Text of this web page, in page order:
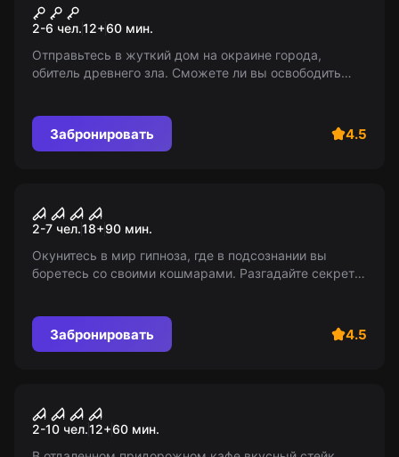
Обитель
2-6 чел.12+60 мин.
Отправьтесь в жуткий дом на окраине города,
обитель древнего зла. Сможете ли вы освободить
Забронировать 4.5
Ночные кошмары
2-7 чел.18+90 мин.
Окунитесь в мир гипноза, где в подсознании вы
боретесь со своими кошмарами. Разгадайте секреты
Забронировать 4.5
Подвал мясника
2-10 чел.12+60 мин.